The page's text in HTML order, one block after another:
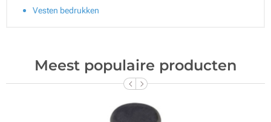
Vesten bedrukken
Meest populaire producten